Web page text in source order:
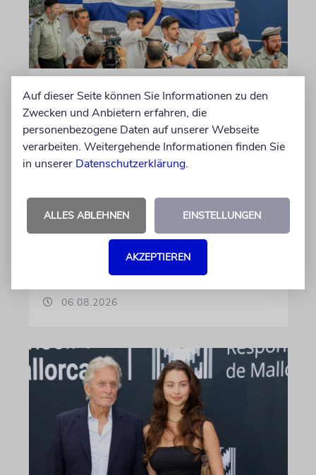
Großeltern umgebettet:
Theodor Herzls letzter Wille
ist erfüllt
Vorfahren väterlicherseits des Zionismus-
Begründers und prägende Gestalten in
Theodor Herzls Jugend, wurden von Serbien
nach Israel überführt und auf dem Herzlberg
06.08.2026
Auf dieser Seite können Sie Informationen zu den
Zwecken und Anbietern erfahren, die
personenbezogene Daten auf unserer Webseite
verarbeiten. Weitergehende Informationen finden Sie
in unserer Datenschutzerklärung.
ALLES ABLEHNEN EINSTELLUNGEN
AKZEPTIEREN